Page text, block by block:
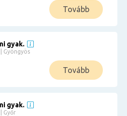
Tovább
gyak.
Gyöngyös
Tovább
gyak.
Győr